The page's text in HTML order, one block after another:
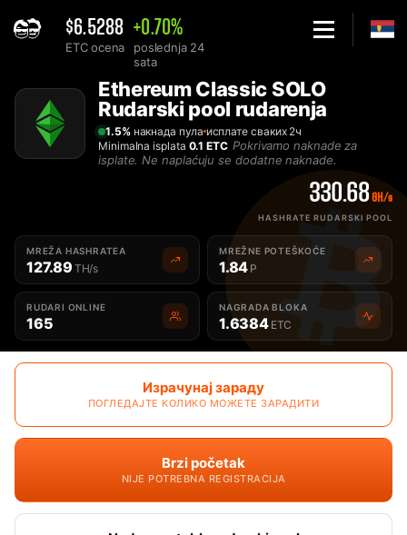
$6.5288
ETC ocena
+0.70%
poslednja 24
sata
Solo Ethereum Classic ETC rudarski pool za rudarenje -
Ethereum Classic SOLO
Rudarski pool rudarenja
1.5%накнада пула исплате сваких 2ч
Minimalna isplata 0.1 ETC Pokrivamo naknade za
isplate. Ne naplaćuju se dodatne naknade.
330.68 GH/s
HASHRATE RUDARSKI POOL
MREŽA HASHRATEA
127.89 TH/s
MREŽNE POTEŠKOĆE
1.84 P
RUDARI ONLINE
165
NAGRADA BLOKA
1.6384 ETC
Израчунај зараду
ПОГЛЕДАЈТЕ КОЛИКО МОЖЕТЕ ЗАРАДИТИ
Brzi početak
NIJE POTREBNA REGISTRACIJA